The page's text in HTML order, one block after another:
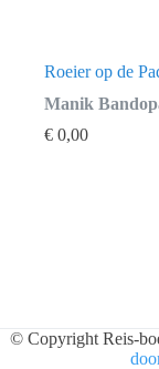
Roeier op de
Manik
€ 0,00
© Copyright Reis-